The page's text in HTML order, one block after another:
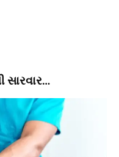
સારવાર…